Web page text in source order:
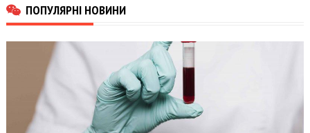
ПОПУЛЯРНІ НОВИНИ